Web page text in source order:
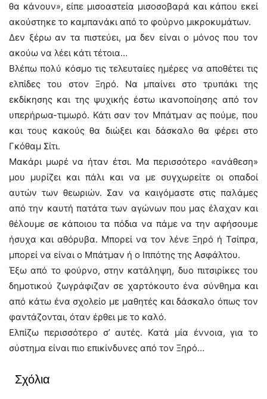
θα κάνουν», είπε μισοαστεία μισοσοβαρά και κάπου εκεί
ακούστηκε το καμπανάκι από το φούρνο μικροκυμάτων.
Δεν ξέρω αν τα πιστεύει, μα δεν είναι ο μόνος που τον
ακούω να λέει κάτι τέτοια…
Βλέπω πολύ κόσμο τις τελευταίες ημέρες να αποθέτει τις
ελπίδες του στον Ξηρό. Να μπαίνει στο τρυπάκι της
εκδίκησης και της ψυχικής έστω ικανοποίησης από τον
υπερήρωα-τιμωρό. Κάτι σαν τον Μπάτμαν ας πούμε, που
και τους κακούς θα διώξει και δάσκαλο θα φέρει στο
Γκόθαμ Σίτι.
Μακάρι μωρέ να ήταν έτσι. Μα περισσότερο «ανάθεση»
μου μυρίζει και πάλι και να με συγχωρείτε οι οπαδοί
αυτών των θεωριών. Σαν να καιγόμαστε στις παλάμες
από την καυτή πατάτα των αγώνων που μας έλαχαν και
θέλουμε σε κάποιου τα πόδια να πάμε να την αφήσουμε
ήσυχα και αθόρυβα. Μπορεί να τον λένε Ξηρό ή Τσίπρα,
μπορεί να είναι ο Μπάτμαν ή ο Ιππότης της Ασφάλτου.
Έξω από το φούρνο, στην κατάληψη, δυο πιτσιρίκες του
δημοτικού ζωγράφιζαν σε χαρτόκουτο ένα σύνθημα και
από κάτω ένα σχολείο με μαθητές και δάσκαλο όπως τον
φαντάζονται, όταν έρθει με το καλό.
Ελπίζω περισσότερο σ’ αυτές. Κατά μία έννοια, για το
σύστημα είναι πιο επικίνδυνες από τον Ξηρό…
Σχόλια